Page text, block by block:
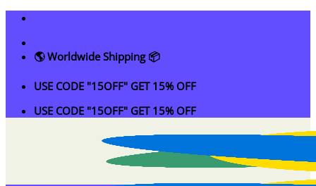
Skip
content
🌎 Worldwide Shipping 📦
USE CODE "15OFF" GET 15% OFF
USE CODE "15OFF" GET 15% OFF